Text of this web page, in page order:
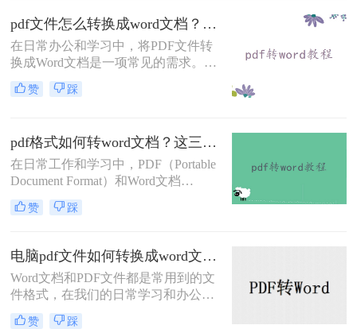
是，现在有许多工具和方法可以帮助
我们轻松地将PDF转换为Word文档。
那么pdf文件怎么转换成word文档呢？
以下是三种常见的转换方法。
pdf文件怎么转换成word文档？这三种非常简单的转换方法！
在日常办公和学习中，将PDF文件转
换成Word文档是一项常见的需求。
Word文档因其编辑灵活性和格式可控
性，使得对PDF内容的修改和重新排
用的PDF转Word的方法，帮助您轻松
实现文档格式的转换。
赞 踩
pdf格式如何转word文档？这三种方法你可以试试！
在日常工作和学习中，PDF（Portable
Document Format）和Word文档
（Microsoft Word的.doc或.docx格式）
扮演着不可或缺的角色。PDF文件因
为分享和保存文档的首选格式；而
Word文档则凭借其强大的编辑功能和
灵活性，成为编辑和修改文档的理想
选择。然而，有时我们需要将PDF文
件转换为Word文档，以便进行更深入
赞 踩
电脑pdf文件如何转换成word文档？这二种方法轻松办到！
Word文档和PDF文件都是常用到的文
件格式，在我们的日常学习和办公中
发挥了很大的作用。一个可以编辑文
赞 踩